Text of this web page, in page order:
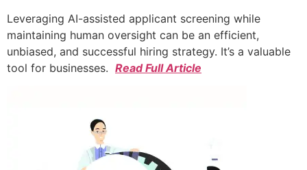
Leveraging AI-assisted applicant screening while
maintaining human oversight can be an efficient,
unbiased, and successful hiring strategy. It’s a valuable
tool for businesses. Read Full Article